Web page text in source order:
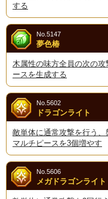
する
夢色椿
No.5147
木属性の味方全員の次の
ースを生成する
ドラゴンライト
No.5602
敵単体に通常攻撃を行う
マルチピースを3個増やす
メガドラゴンライト
No.5606